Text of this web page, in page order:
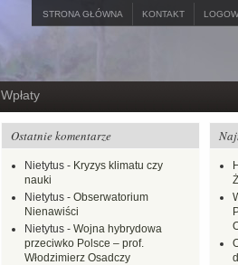
STRONA GŁÓWNA KONTAKT
Wpłaty
Ostatnie komentarze
Nietytus - Kryzys klimatu czy
nauki
Nietytus - Obserwatorium
Nienawiści
Nietytus - Wojna hybrydowa
przeciwko Polsce – prof.
Włodzimierz Osadczy